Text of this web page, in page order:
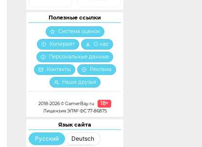
Полезные ссылки
Система оценок
Копирайт
О нас
Персональные данные
Контакты
Реклама
Наши друзья
2018-2026 © GamerBay.ru 18+
Лицензия ЭЛ№ ФС 77-86875
Язык сайта
Русский
Deutsch